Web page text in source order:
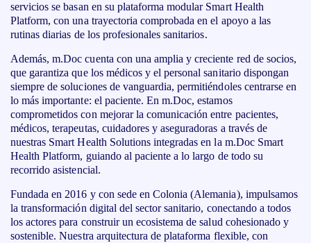
servicios se basan en su plataforma modular Smart Health
Platform, con una trayectoria comprobada en el apoyo a las
rutinas diarias de los profesionales sanitarios.
Además, m.Doc cuenta con una amplia y creciente red de socios,
que garantiza que los médicos y el personal sanitario dispongan
siempre de soluciones de vanguardia, permitiéndoles centrarse en
lo más importante: el paciente. En m.Doc, estamos
comprometidos con mejorar la comunicación entre pacientes,
médicos, terapeutas, cuidadores y aseguradoras a través de
nuestras Smart Health Solutions integradas en la m.Doc Smart
Health Platform, guiando al paciente a lo largo de todo su
recorrido asistencial.
Fundada en 2016 y con sede en Colonia (Alemania), impulsamos
la transformación digital del sector sanitario, conectando a todos
los actores para construir un ecosistema de salud cohesionado y
sostenible. Nuestra arquitectura de plataforma flexible, con